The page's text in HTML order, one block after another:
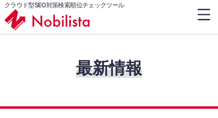
クラウド型SEO対策検索順位チェックツール
最新情報